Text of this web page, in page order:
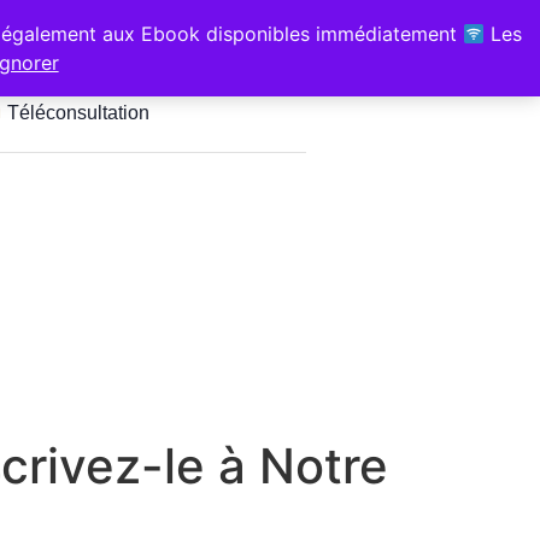
Sport & Santé" 1 bis chem de
Téléconsultation
le à Notre
aux Ebook disponibles immédiatement
Les